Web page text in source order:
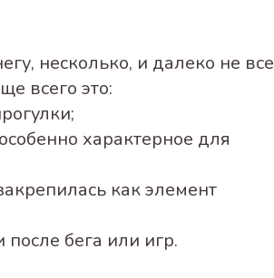
несколько, и далеко не все
всего это:
характерное для
как элемент
бега или игр.